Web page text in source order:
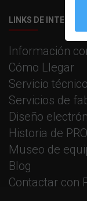
LINKS DE INTERÉS
Información
Cómo Llegar
Servicio técnico
Servicios de
Diseño
Historia de
Museo de
Blog
Contactar con